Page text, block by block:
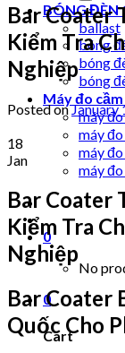
BÓNG ĐÈN
ballast
bóng
bóng
bóng
Máy đo
máy đo
máy
máy
máy
0
No
0
Cart
Bar Coater
Kiểm Tra
Nghiệp
Posted onJanuary
18
Jan
Bar Coater
Kiểm Tra
Nghiệp
Bar Coater
Quốc Cho